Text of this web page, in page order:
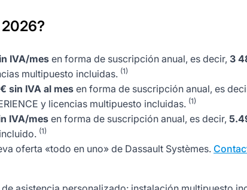
2026?
IVA/mesen forma de suscripción anual, es decir, 3
multipuesto incluidas. (1)
sin IVA al mes en forma de suscripción anual, es
y licencias multipuesto incluidas. (1)
IVA/mes en forma de suscripción anual, es decir,
(1)
oferta «todo en uno» de Dassault Systèmes.